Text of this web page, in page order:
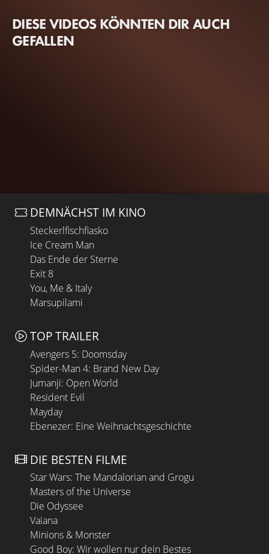
DIESE VIDEOS KÖNNTEN DIR AUCH
GEFALLEN
DEMNÄCHST IM KINO
Steckerlfischfiasko
Ice Cream Man
Das Ende der Sterne
Exit 8
You, Me & Italy
Marsupilami
TOP TRAILER
Avengers 5: Doomsday
Spider-Man 4: Brand New Day
Jumanji: Open World
Resident Evil
Mayday
Ebenezer: Eine Weihnachtsgeschichte
DIE BESTEN FILME
Star Wars: The Mandalorian and Grogu
Masters of the Universe
Die Odyssee
Vaiana
Minions & Monster
Good Boy: Wir wollen nur dein Bestes